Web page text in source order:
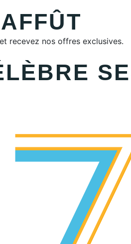
recevez nos offres exclusives.